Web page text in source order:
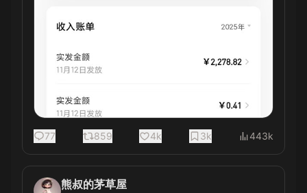
77 859 4k 3k 443k
熊叔的茅草屋